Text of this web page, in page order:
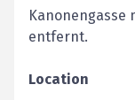
Kanonengasse
entfernt.
Location